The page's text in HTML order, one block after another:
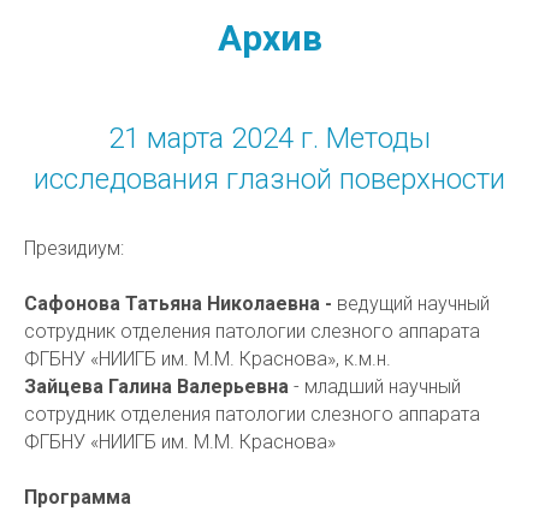
Архив
21 марта 2024 г. Методы
исследования глазной поверхности
Президиум:
Сафонова Татьяна Николаевна - ведущий научный
сотрудник отделения патологии слезного аппарата
ФГБНУ «НИИГБ им. М.М. Краснова», к.м.н.
Зайцева Галина Валерьевна - младший научный
сотрудник отделения патологии слезного аппарата
ФГБНУ «НИИГБ им. М.М. Краснова»
Программа